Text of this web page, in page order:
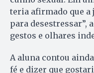
teria afirmado que a
para desestressar”,
gestos e olhares
A aluna contou
fé e dizer que